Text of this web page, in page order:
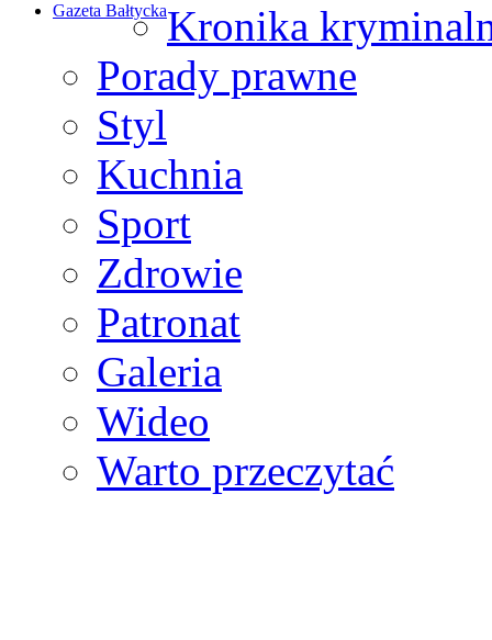
Gazeta BałtyckaKronika
Porady prawne
Styl
Kuchnia
Sport
Zdrowie
Patronat
Galeria
Wideo
Warto przeczytać